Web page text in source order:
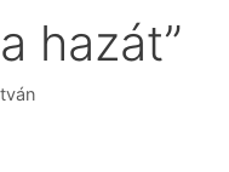
hazát”